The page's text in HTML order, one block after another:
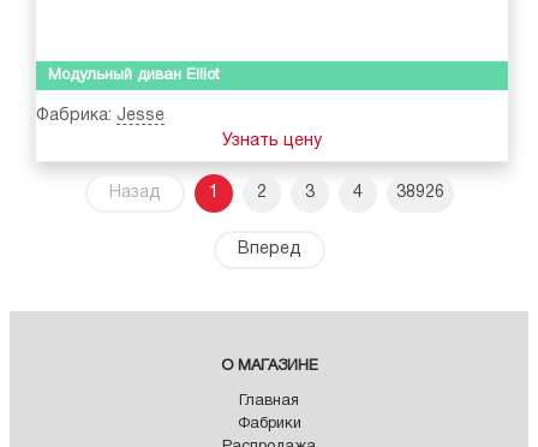
Модульный диван Elliot
Фабрика: Jesse
Узнать цену
Назад 1 2 3 4 38926
Вперед
О МАГАЗИНЕ
Главная
Фабрики